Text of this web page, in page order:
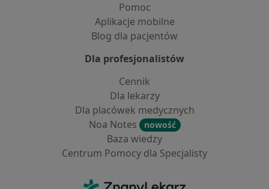
Pomoc
Aplikacje mobilne
Blog dla pacjentów
Dla profesjonalistów
Cennik
Dla lekarzy
Dla placówek medycznych
Noa Notes
nowość
Baza wiedzy
Centrum Pomocy dla Specjalisty
ZnanyLekarz - Strona główna